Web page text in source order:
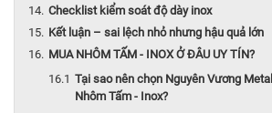
Checklist kiểm soát độ dày inox
Kết luận – sai lệch nhỏ nhưng hậu quả lớn
MUA NHÔM TẤM - INOX Ở ĐÂU UY TÍN?
Tại sao nên chọn Nguyên Vương
Nhôm Tấm - Inox?